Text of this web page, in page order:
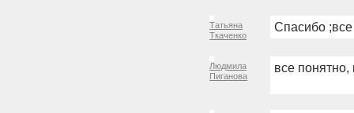
Татьяна
Ткаченко
Спасибо
Людмила
Пиганова
все понятно,